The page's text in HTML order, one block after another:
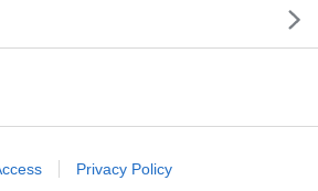
Privacy Policy